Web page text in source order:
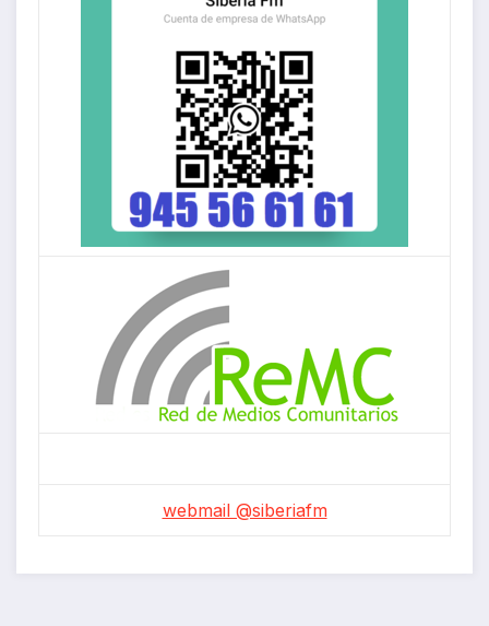
webmail @siberiafm